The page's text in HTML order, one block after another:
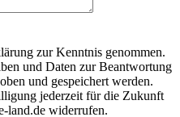
zur Kenntnis genommen.
und Daten zur Beantwortung
und gespeichert werden.
jederzeit für die Zukunft
land.de widerrufen.